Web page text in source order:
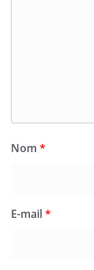
Nom *
E-mail*